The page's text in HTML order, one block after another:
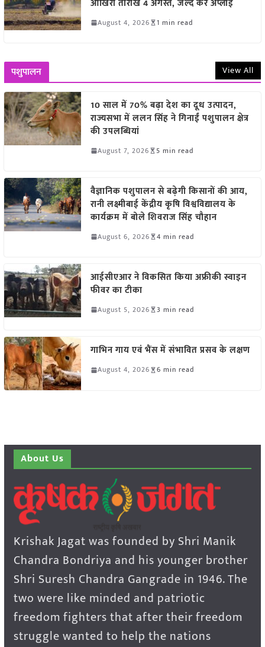
आखिरी तारीख 4 अगस्त, जल्द करें अप्लाई
August 4, 2026 1 min read
पशुपालन View All
10 साल में 70% बढ़ा देश का दूध उत्पादन,
राज्यसभा में ललन सिंह ने गिनाईं पशुपालन क्षेत्र
की उपलब्धियां
August 7, 2026 5 min read
वैज्ञानिक पशुपालन से बढ़ेगी किसानों की आय,
रानी लक्ष्मीबाई केंद्रीय कृषि विश्वविद्यालय के
कार्यक्रम में बोले शिवराज सिंह चौहान
August 6, 2026 4 min read
आईसीएआर ने विकसित किया अफ्रीकी स्वाइन
फीवर का टीका
August 5, 2026 3 min read
गाभिन गाय एवं भैंस में संभावित प्रसव के लक्षण
August 4, 2026 6 min read
About Us
Krishak Jagat was founded by Shri Manik
Chandra Bondriya and his younger brother
Shri Suresh Chandra Gangrade in 1946. The
two were like minded and patriotic
freedom fighters that after their freedom
struggle wanted to help the nations